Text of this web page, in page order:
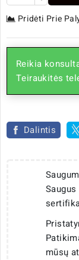
Pridėti Prie
Reikia
Teiraukitės
Dalintis
mūsų